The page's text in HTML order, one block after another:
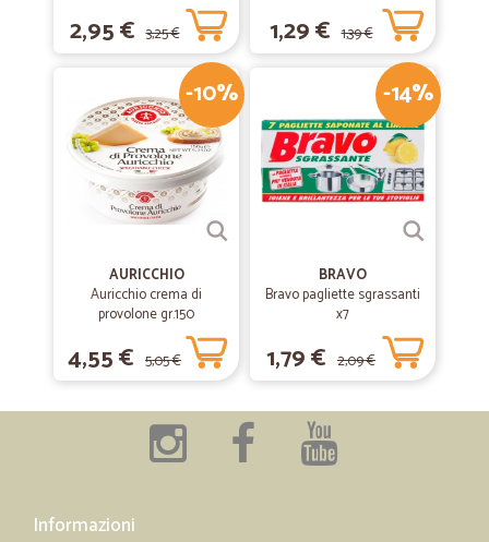
2,95 € 3,25 € 1,29 € 1,39 €
-10%
AURICCHIO
Auricchio crema di
provolone gr.150
4,55 € 5,05 €
-14%
BRAVO
Bravo pagliette sgrassanti
x7
1,79 € 2,09 €
Informazioni